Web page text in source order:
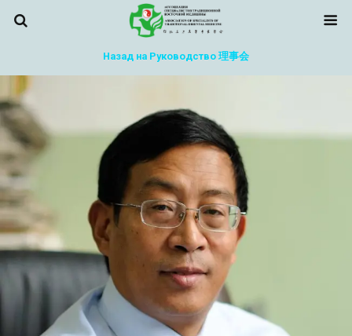
Назад на Руководство 理事会